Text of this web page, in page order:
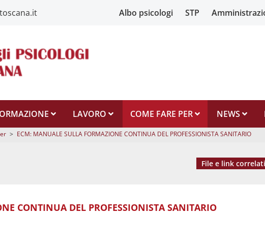
Albo psicologi STP
LAVORO COME FARE PER NEWS
> ECM: MANUALE SULLA FORMAZIONE CONTINUA DEL PROFESSIONISTA SANITARIO
File e link correlati
CONTINUA DEL PROFESSIONISTA SANITARIO